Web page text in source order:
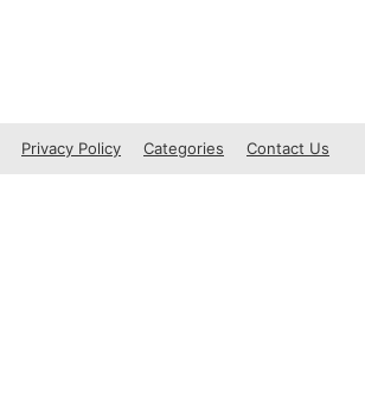
Privacy Policy Categories Contact Us